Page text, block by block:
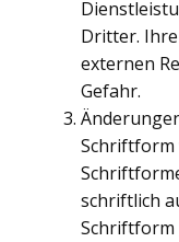
Dritter.
externen
Gefahr.
Schriftform
schriftlich
Schriftform